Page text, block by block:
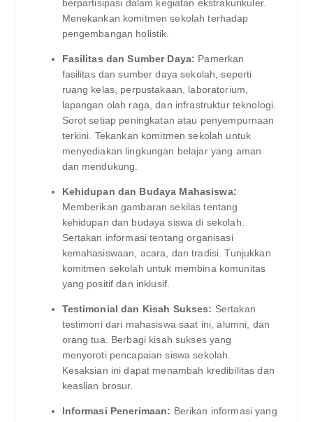
berpartisipasi dalam kegiatan ekstrakurikuler.
Menekankan komitmen sekolah terhadap
pengembangan holistik.
Fasilitas dan Sumber Daya: Pamerkan
fasilitas dan sumber daya sekolah, seperti
ruang kelas, perpustakaan, laboratorium,
lapangan olah raga, dan infrastruktur teknologi.
Sorot setiap peningkatan atau penyempurnaan
terkini. Tekankan komitmen sekolah untuk
menyediakan lingkungan belajar yang aman
dan mendukung.
Kehidupan dan Budaya Mahasiswa:
Memberikan gambaran sekilas tentang
kehidupan dan budaya siswa di sekolah.
Sertakan informasi tentang organisasi
kemahasiswaan, acara, dan tradisi. Tunjukkan
komitmen sekolah untuk membina komunitas
yang positif dan inklusif.
Testimonial dan Kisah Sukses: Sertakan
testimoni dari mahasiswa saat ini, alumni, dan
orang tua. Berbagi kisah sukses yang
menyoroti pencapaian siswa sekolah.
Kesaksian ini dapat menambah kredibilitas dan
keaslian brosur.
Informasi Penerimaan: Berikan informasi yang